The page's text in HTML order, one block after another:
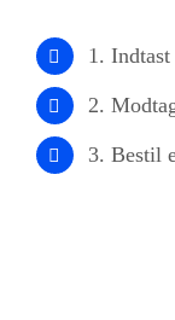
1.
2.
3. Bestil